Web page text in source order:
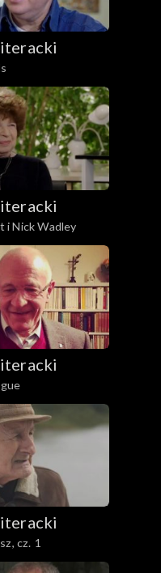
i Nick Wadley
cz. 1